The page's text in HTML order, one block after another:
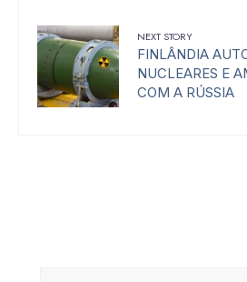
NEXT STORY
FINLÂNDIA
NUCLEARES E
COM A RÚSSIA